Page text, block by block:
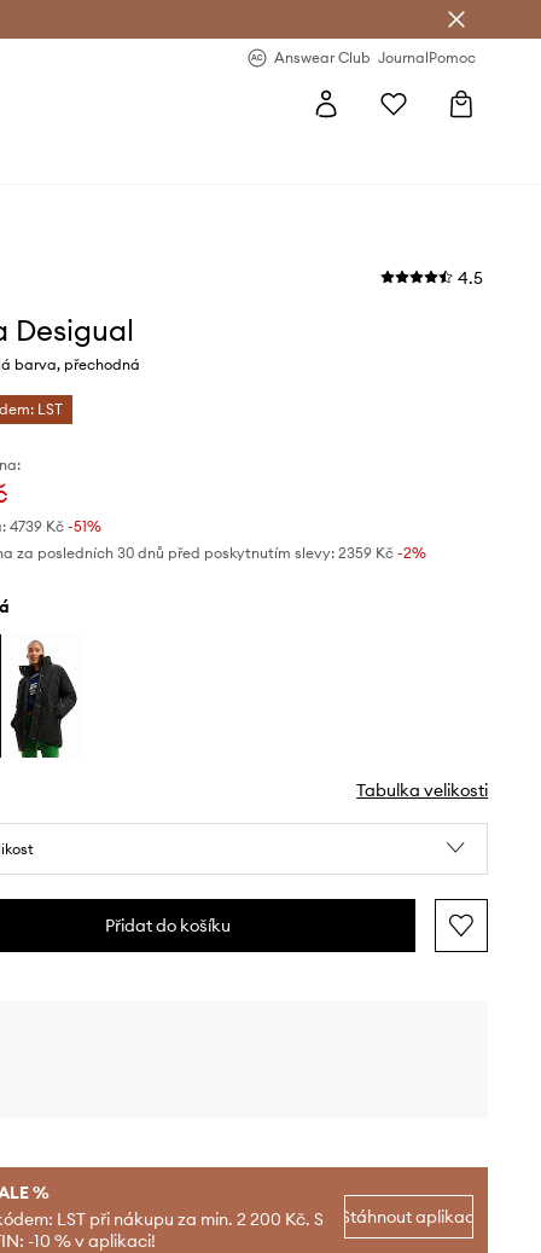
Answear Club JournalPomoc
4.5
Desigual
barva, přechodná
LST
4739 Kč-51%
za posledních 30 dnů před poskytnutím slevy: 2359 Kč -2%
Tabulka velikosti
Přidat do košíku
%
LST při nákupu za min. 2 200 Kč. S
-10 % v aplikaci!
Stáhnout aplikaci